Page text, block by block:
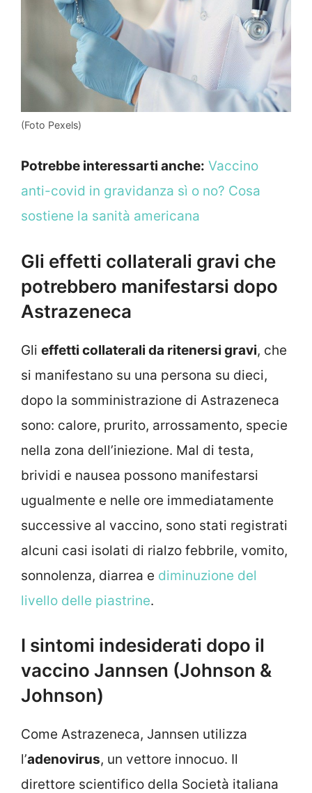
(Foto Pexels)
Potrebbe interessarti anche: Vaccino
anti-covid in gravidanza sì o no? Cosa
sostiene la sanità americana
Gli effetti collaterali gravi che
potrebbero manifestarsi dopo
Astrazeneca
Gli effetti collaterali da ritenersi gravi, che
si manifestano su una persona su dieci,
dopo la somministrazione di Astrazeneca
sono: calore, prurito, arrossamento, specie
nella zona dell’iniezione. Mal di testa,
brividi e nausea possono manifestarsi
ugualmente e nelle ore immediatamente
successive al vaccino, sono stati registrati
alcuni casi isolati di rialzo febbrile, vomito,
sonnolenza, diarrea e diminuzione del
livello delle piastrine.
I sintomi indesiderati dopo il
vaccino Jannsen (Johnson &
Johnson)
Come Astrazeneca, Jannsen utilizza
l’adenovirus, un vettore innocuo. Il
direttore scientifico della Società italiana